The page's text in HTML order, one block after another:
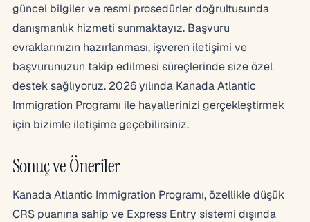
güncel bilgiler ve resmi prosedürler doğrultusunda
danışmanlık hizmeti sunmaktayız. Başvuru
evraklarınızın hazırlanması, işveren iletişimi ve
başvurunuzun takip edilmesi süreçlerinde size özel
destek sağlıyoruz. 2026 yılında Kanada Atlantic
Immigration Programı ile hayallerinizi gerçekleştirmek
için bizimle iletişime geçebilirsiniz.
Sonuç ve Öneriler
Kanada Atlantic Immigration Programı, özellikle düşük
CRS puanına sahip ve Express Entry sistemi dışında